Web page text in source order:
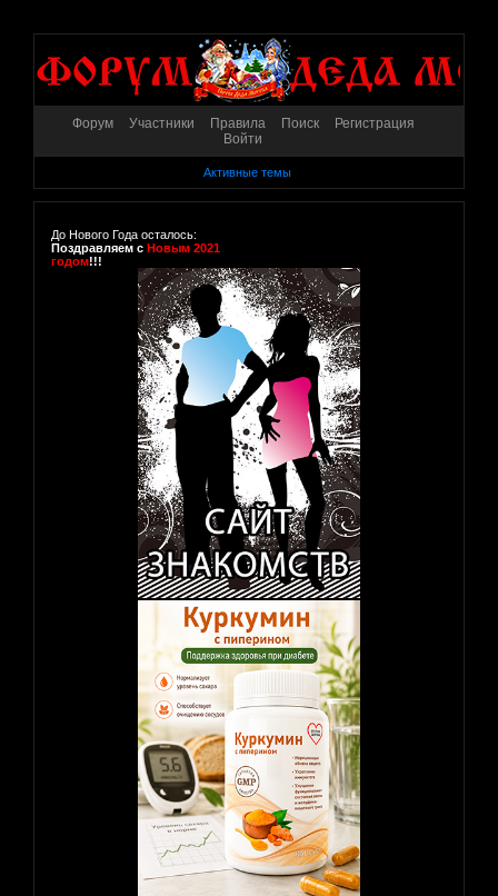
Форум Участники Правила Поиск
Регистрация
Войти
Активные темы
До Нового Года осталось:
Поздравляем с Новым 2021
годом!!!